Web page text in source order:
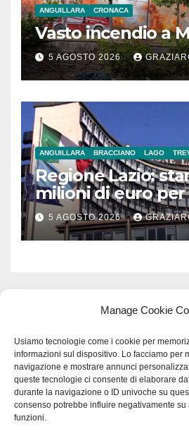
Manage Cookie
Usiamo tecnologie come i cookie per
informazioni sul dispositivo. Lo facciamo per
navigazione e mostrare annunci
queste tecnologie ci consente di elaborare
durante la navigazione o ID univoche su
consenso potrebbe influire negativamente
funzioni.
ANGUILLARA CRONACA
Vasto incendio a
5 AGOSTO 2026
ANGUILLARA BRACCIANO LAGO
Regione Lazio:
milioni di euro per
Comuni
Meridionale
5 AGOSTO 2026